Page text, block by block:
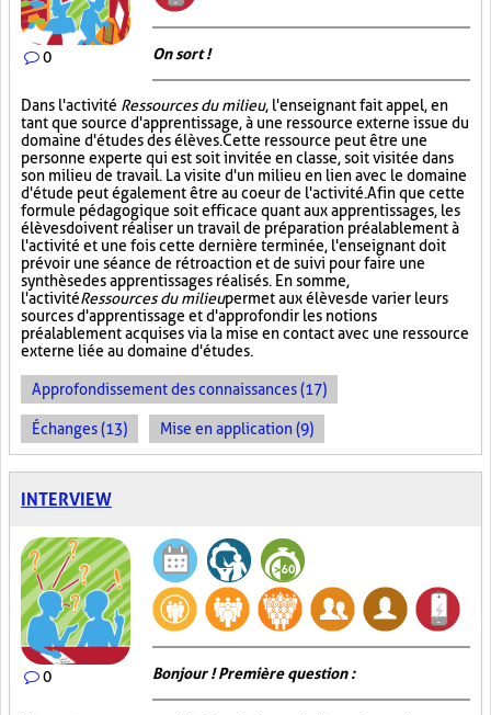
0 On sort !
Dans l'activité Ressources du milieu, l'enseignant fait appel, en
tant que source d'apprentissage, à une ressource externe issue du
domaine d'études des élèves. Cette ressource peut être une
personne experte qui est soit invitée en classe, soit visitée dans
son milieu de travail. La visite d'un milieu en lien avec le domaine
d'étude peut également être au coeur de l'activité. Afin que cette
formule pédagogique soit efficace quant aux apprentissages, les
élèves doivent réaliser un travail de préparation préalablement à
l'activité et une fois cette dernière terminée, l'enseignant doit
prévoir une séance de rétroaction et de suivi pour faire une
synthèse des apprentissages réalisés. En somme,
l'activitéRessources du milieupermet aux élèves de varier leurs
sources d'apprentissage et d'approfondir les notions
préalablement acquises via la mise en contact avec une ressource
externe liée au domaine d'études.
Approfondissement des connaissances (17)
Échanges (13) Mise en application (9)
INTERVIEW
0 Bonjour ! Première question :